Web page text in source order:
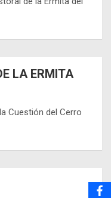
LA ERMITA
Cuestión del Cerro